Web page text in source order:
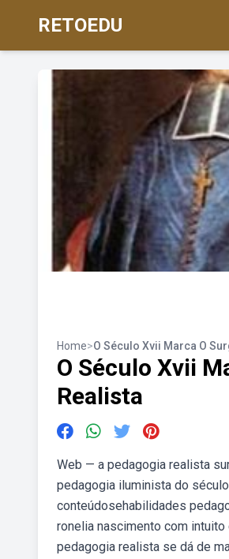
RETOEDU
Home>O Século Xvii Marca O
O Século Xvii
Realista
Web — a pedagogia realista
pedagogia iluminista do
conteúdosehabilidades
ronelia nascimento com
pedagogia realista se dá de